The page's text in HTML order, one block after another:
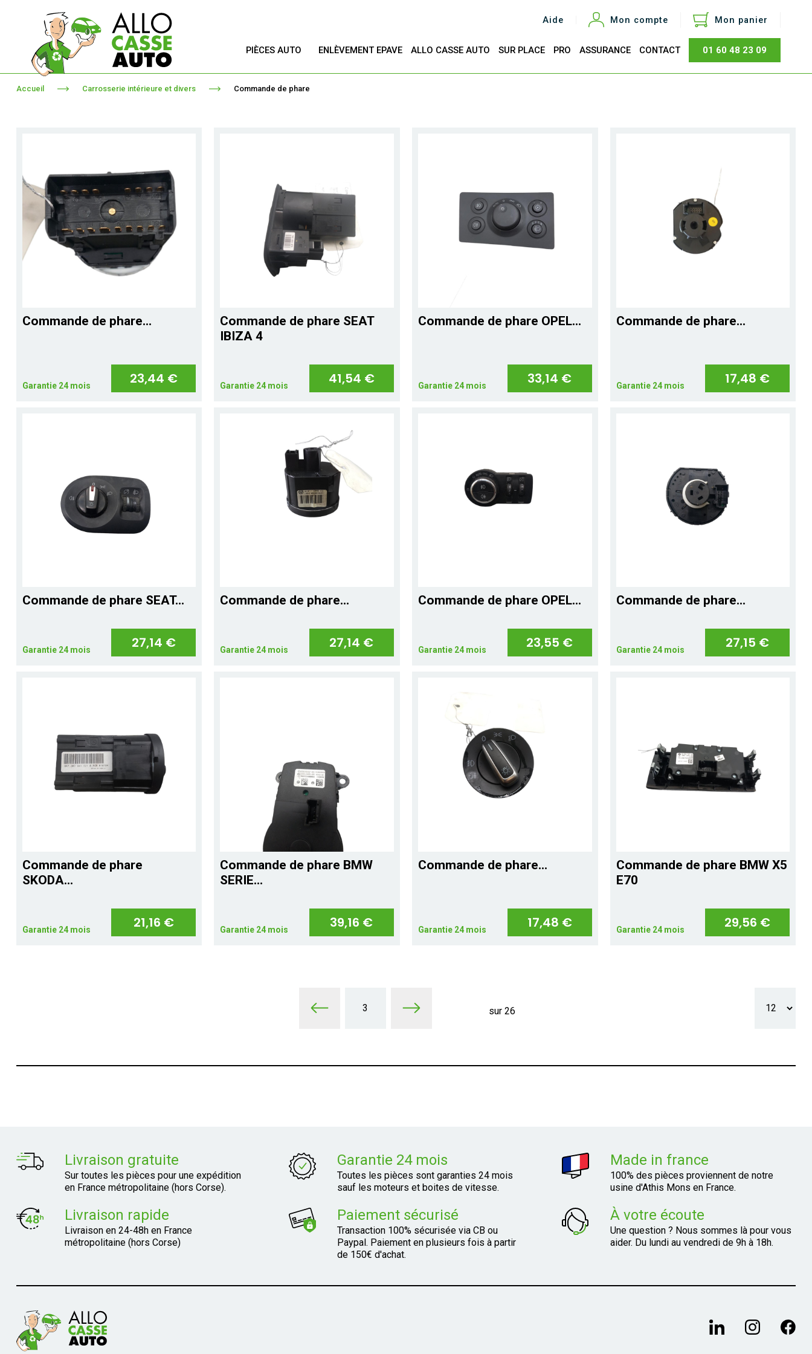
Aide Mon compte Mon panier
Total
PIÈCES AUTO ENLÈVEMENT EPAVE ALLO CASSE AUTO SUR PLACE PRO ASSURANCE CONTACT 01 60 48 23 09
Accueil Carrosserie intérieure et divers Commande de phare
Commande de phare...
Garantie 24 mois 23,44 €
Commande de phare SEAT
IBIZA 4
Garantie 24 mois 41,54 €
Commande de phare OPEL...
Garantie 24 mois 33,14 €
Commande de phare...
Garantie 24 mois 17,48 €
Commande de phare SEAT...
Garantie 24 mois 27,14 €
Commande de phare...
Garantie 24 mois 27,14 €
Commande de phare OPEL...
Garantie 24 mois 23,55 €
Commande de phare...
Garantie 24 mois 27,15 €
Commande de phare
SKODA...
Garantie 24 mois 21,16 €
Commande de phare BMW
SERIE...
Garantie 24 mois 39,16 €
Commande de phare...
Garantie 24 mois 17,48 €
Commande de phare BMW X5
E70
Garantie 24 mois 29,56 €
3 sur 26
Livraison gratuite
Sur toutes les pièces pour une expédition
en France métropolitaine (hors Corse).
Garantie 24 mois
Toutes les pièces sont garanties 24 mois
sauf les moteurs et boites de vitesse.
Made in france
100% des pièces proviennent de notre
usine d'Athis Mons en France.
Livraison rapide
Livraison en 24-48h en France
métropolitaine (hors Corse)
Paiement sécurisé
Transaction 100% sécurisée via CB ou
Paypal. Paiement en plusieurs fois à partir
de 150€ d'achat.
À votre écoute
Une question ? Nous sommes là pour vous
aider. Du lundi au vendredi de 9h à 18h.